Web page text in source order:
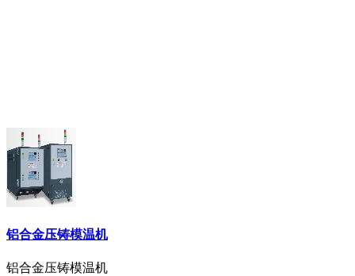
铝合金压铸模温机
铝合金压铸模温机